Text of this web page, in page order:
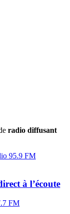
radio diffusant
à l’écoute